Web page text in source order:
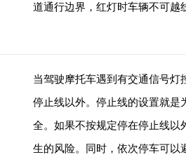
道通行边界，红灯时车辆不可越
当驾驶摩托车遇到有交通信号灯
停止线以外。停止线的设置就是
全。如果不按规定停在停止线以
生的风险。同时，依次停车可以